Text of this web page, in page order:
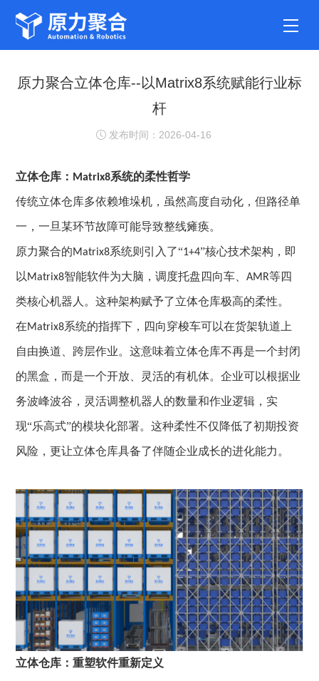
原力聚合立体仓库--以Matrix8系统赋能行业标
杆
发布时间：2026-04-16
立体仓库 ： Matrix8系统的柔性哲学
传统立体仓库多依赖堆垛机，虽然高度自动化，但路径单
一，一旦某环节故障可能导致整线瘫痪。
原力聚合的Matrix8系统则引入了“1+4”核心技术架构，即
以Matrix8智能软件为大脑，调度托盘四向车、AMR等四
类核心机器人。这种架构赋予了立体仓库极高的柔性。
在Matrix8系统的指挥下，四向穿梭车可以在货架轨道上
自由换道、跨层作业。这意味着立体仓库不再是一个封闭
的黑盒，而是一个开放、灵活的有机体。企业可以根据业
务波峰波谷，灵活调整机器人的数量和作业逻辑，实
现“乐高式”的模块化部署。这种柔性不仅降低了初期投资
风险，更让立体仓库具备了伴随企业成长的进化能力。
立体仓库：重塑软件重新定义